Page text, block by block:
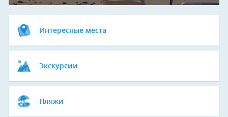
Интересные места
Экскурсии
Пляжи